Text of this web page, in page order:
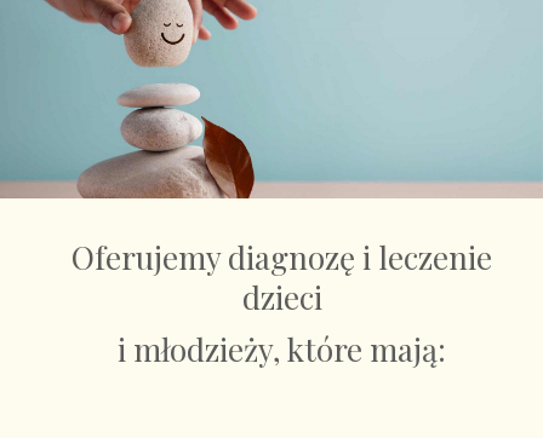
Oferujemy diagnozę i leczenie
dzieci
i młodzieży, które mają: